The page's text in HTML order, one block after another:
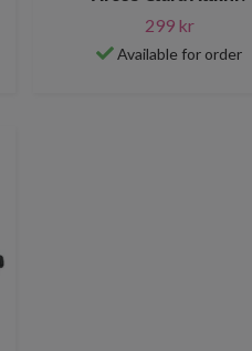
299 kr
Available for order